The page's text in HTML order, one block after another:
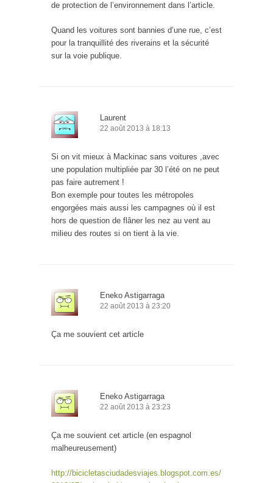
de protection de l’environnement dans l’article.
Quand les voitures sont bannies d’une rue, c’est
pour la tranquillité des riverains et la sécurité
sur la voie publique.
Laurent
22 août 2013 à 18:13
Si on vit mieux à Mackinac sans voitures ,avec
une population multipliée par 30 l’été on ne peut
pas faire autrement !
Bon exemple pour toutes les métropoles
engorgées mais aussi les campagnes où il est
hors de question de flâner les nez au vent au
milieu des routes si on tient à la vie.
Eneko Astigarraga
22 août 2013 à 23:20
Ça me souvient cet article
Eneko Astigarraga
22 août 2013 à 23:23
Ça me souvient cet article (en espagnol
malheureusement)
http://bicicletasciudadesviajes.blogspot.com.es/